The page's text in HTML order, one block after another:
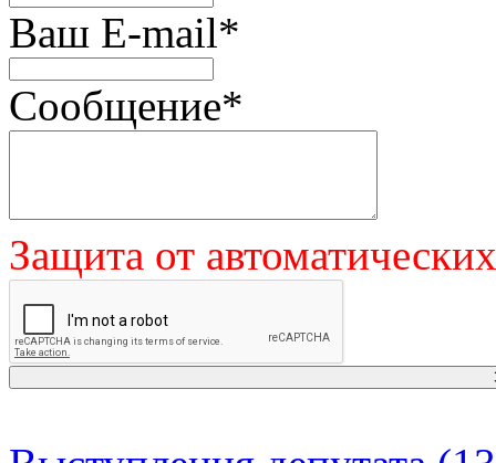
Ваш E-mail*
Сообщение*
Защита от